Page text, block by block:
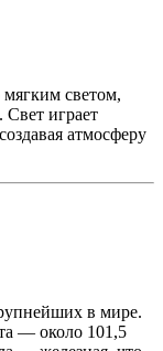
светом,
Свет играет
атмосферу
в мире.
— около 101,5